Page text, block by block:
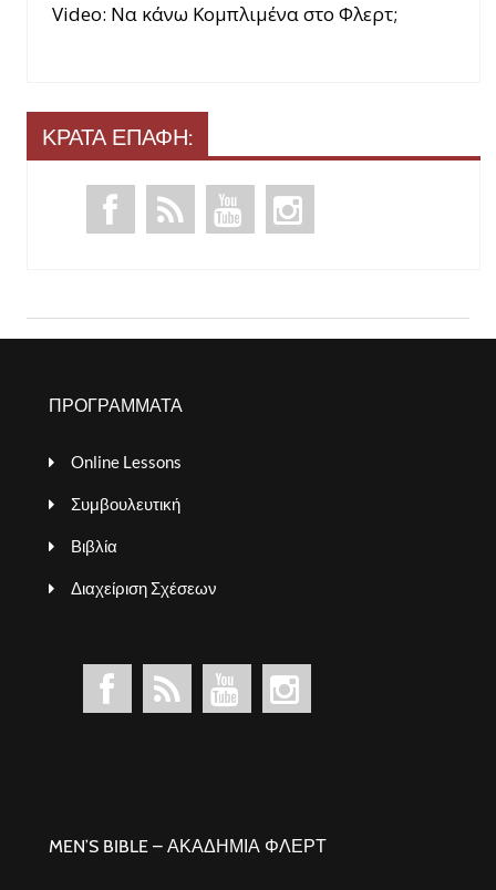
Video: Να κάνω Κομπλιμένα στο Φλερτ;
ΚΡΑΤΑ ΕΠΑΦΗ:
ΠΡΟΓΡΑΜΜΑΤΑ
Online Lessons
Συμβουλευτική
Βιβλία
Διαχείριση Σχέσεων
MEN’S BIBLE – ΑΚΑΔΗΜΙΑ ΦΛΕΡΤ